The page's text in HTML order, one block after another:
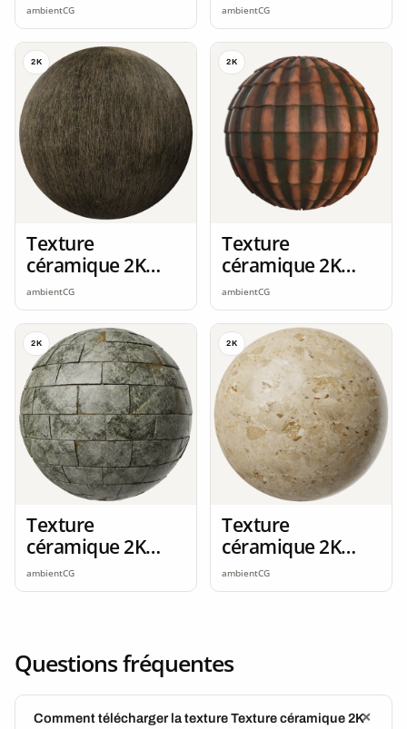
ambientCG ambientCG
2K
Texture
céramique 2K
seamless
ambientCG
2K
Texture
céramique 2K
seamless
ambientCG
2K
Texture
céramique 2K
seamless
ambientCG
2K
Texture
céramique 2K
seamless
ambientCG
Questions fréquentes
Comment télécharger la texture Texture céramique 2K